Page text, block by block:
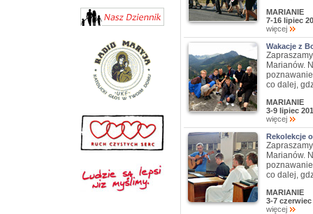
MARIANIE
7-16 lipiec
więcej
Wakacje z
Marianów.
co dalej,
MARIANIE
3-9 lipiec
więcej
Rekolekcje
Marianów.
co dalej,
MARIANIE
3-7
więcej